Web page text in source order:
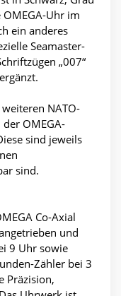
Uhr im
ein anderes
Seamaster-
„007“
NATO-
OMEGA-
sind jeweils
sind.
Co-Axial
und
9 Uhr sowie
Zähler bei 3
Präzision,